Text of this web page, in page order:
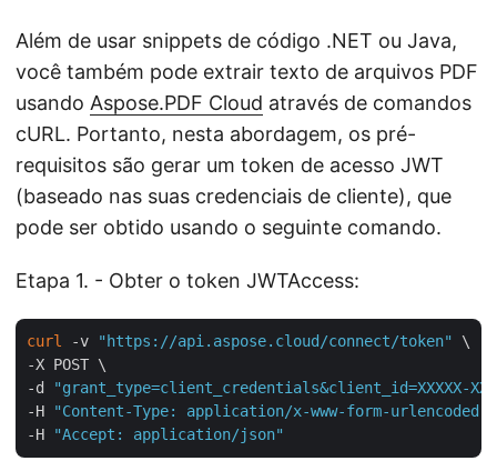
Além de usar snippets de código .NET ou Java,
você também pode extrair texto de arquivos PDF
usando Aspose.PDF Cloud através de comandos
cURL. Portanto, nesta abordagem, os pré-
requisitos são gerar um token de acesso JWT
(baseado nas suas credenciais de cliente), que
pode ser obtido usando o seguinte comando.
Etapa 1. - Obter o token JWTAccess:
curl -v "https://api.aspose.cloud/connect/token"
\
-X POST \
-d
"grant_type=client_credentials&client_id=XXXXX-
-H
"Content-Type: application/x-www-form-urlencoded"
-H
"Accept: application/json"